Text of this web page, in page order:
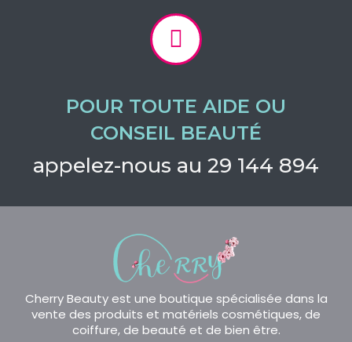
POUR TOUTE AIDE OU
CONSEIL BEAUTÉ
appelez-nous au 29 144 894
Cherry Beauty est une boutique spécialisée dans la
vente des produits et matériels cosmétiques, de
coiffure, de beauté et de bien être.